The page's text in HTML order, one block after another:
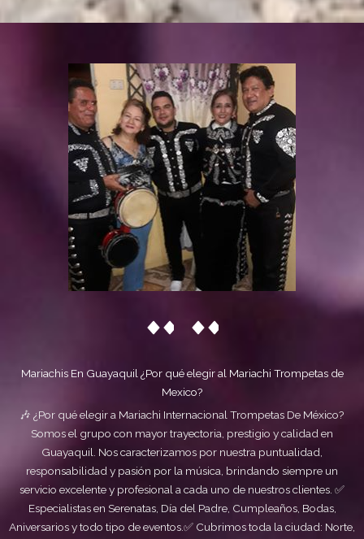
Mariachis En Guayaquil ¿Por qué elegir al Mariachi Trompetas de
Mexico?
🎶 ¿Por qué elegir a Mariachi Internacional Trompetas De México?
Somos el grupo con mayor trayectoria, prestigio y calidad en
Guayaquil. Nos caracterizamos por nuestra puntualidad,
responsabilidad y pasión por la música, brindando siempre un
servicio excelente y profesional a cada uno de nuestros clientes. ✅
Especialistas en Serenatas, Día del Padre, Cumpleaños, Bodas,
Aniversarios y todo tipo de eventos.✅ Cubrimos toda la ciudad: Norte,